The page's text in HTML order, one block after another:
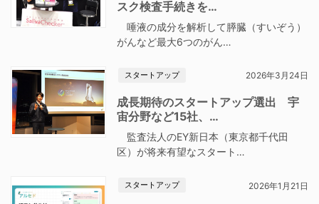
スク検査手続きを…
唾液の成分を解析して膵臓（すいぞう）
がんなど最大6つのがん…
スタートアップ 2026年3月24日
成長期待のスタートアップ選出 宇
宙分野など15社、…
監査法人のEY新日本（東京都千代田
区）が将来有望なスタート…
スタートアップ 2026年1月21日